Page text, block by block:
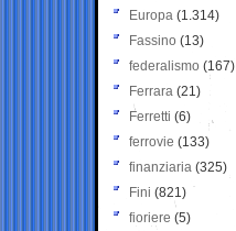
Europa (1.314)
Fassino (13)
federalismo (167)
Ferrara (21)
Ferretti (6)
ferrovie (133)
finanziaria (325)
Fini (821)
fioriere (5)